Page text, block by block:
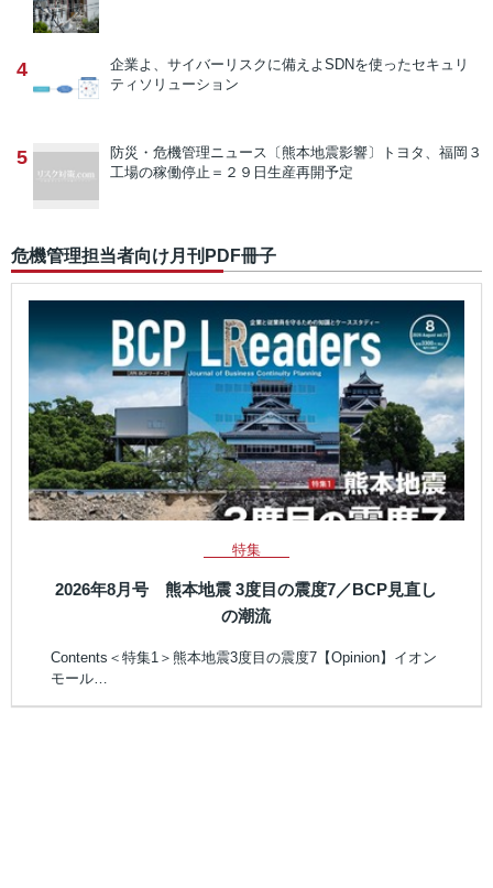
4 企業よ、サイバーリスクに備えよ SDNを使ったセキュリ
ティソリューション
5 防災・危機管理ニュース 〔熊本地震影響〕トヨタ、福岡３
工場の稼働停止＝２９日生産再開予定
危機管理担当者向け月刊PDF冊子
特集
2026年8月号 熊本地震 3度目の震度7／BCP見直し
の潮流
Contents＜特集1＞熊本地震3度目の震度7【Opinion】イオン
モール…